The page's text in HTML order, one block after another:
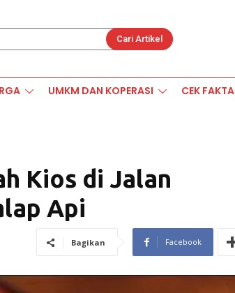
Cari Artikel
UMKM DAN KOPERASI CEK FAKTA
Kios di Jalan
Api
Bagikan Facebook